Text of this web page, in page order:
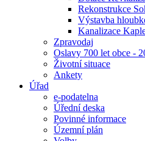
Rekonstrukce
Výstavba
Kanalizace
Zpravodaj
Oslavy 700 let obce -
Životní situace
Ankety
Úřad
e-podatelna
Úřední deska
Povinné informace
Územní plán